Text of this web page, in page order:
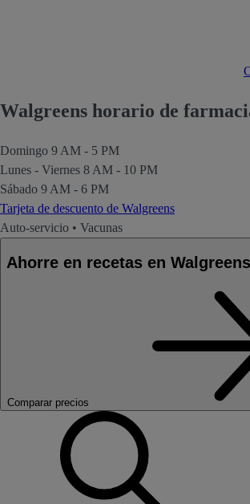
Walgreens horario de
Domingo 9 AM - 5 PM
Lunes - Viernes 8 AM - 10 PM
Sábado 9 AM - 6 PM
Tarjeta de descuento de Walgreens
Auto-servicio • Vacunas
Ahorre en recetas en
Comparar precios